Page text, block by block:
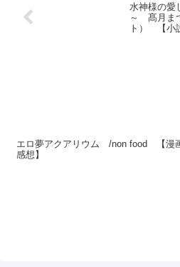
水神様の愛
～ 髙月ま
ト） 【小
エロ夢アクアリウム /non food 【漫
感想】